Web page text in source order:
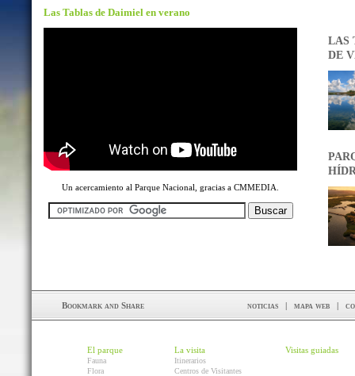
Las Tablas de Daimiel en verano
Un acercamiento al Parque Nacional, gracias a CMMEDIA.
LAS
DE
noticias | mapa web |
El parque
Fauna
Flora
La visita
Itinerarios
Centros de Visitantes
Visitas guiadas